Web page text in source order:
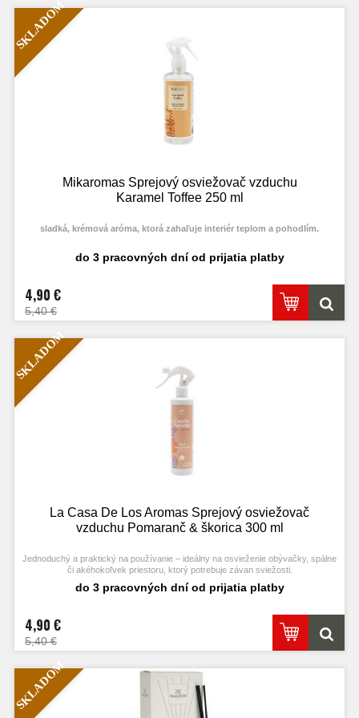
SKLADOM
Mikaromas Sprejový osviežovač vzduchu
Karamel Toffee 250 ml
sladká, krémová aróma, ktorá zahaľuje interiér teplom a pohodlím.
do 3 pracovných dní od prijatia platby
4,90 €
5,40 €
SKLADOM
La Casa De Los Aromas Sprejový osviežovač
vzduchu Pomaranč & škorica 300 ml
Jednoduchý a praktický na používanie – ideálny na osvieženie obývačky, spálne
či akéhokoľvek priestoru, ktorý potrebuje závan sviežosti.
Jediné streknutie premení váš domov na útulnejšie a harmonickejšie miesto.
do 3 pracovných dní od prijatia platby
4,90 €
5,40 €
SKLADOM